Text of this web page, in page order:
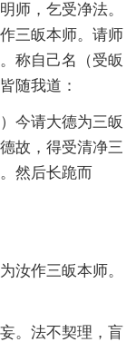
师，乞受净法。
三皈本师。请师
称自己名（受皈
随我道：
今请大德为三皈
故，得受清净三
然后长跪而
作三皈本师。
。法不契理，盲